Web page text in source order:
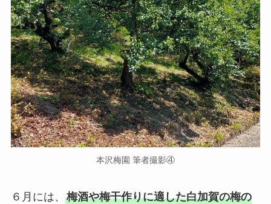
本沢梅園 筆者撮影④
６月には、 梅酒や梅干作りに適した白加賀の梅の